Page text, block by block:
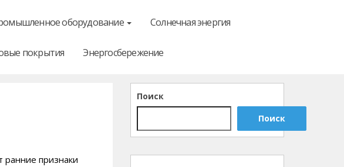
оборудование Солнечная энергия
покрытия Энергосбережение
ранние признаки
Поиск
Поиск